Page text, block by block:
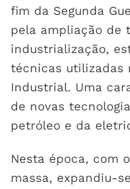
fim da Segunda
pela ampliação de
industrialização,
técnicas utilizadas
Industrial. Uma
de novas
petróleo e da
Nesta época, com
massa, expandiu-